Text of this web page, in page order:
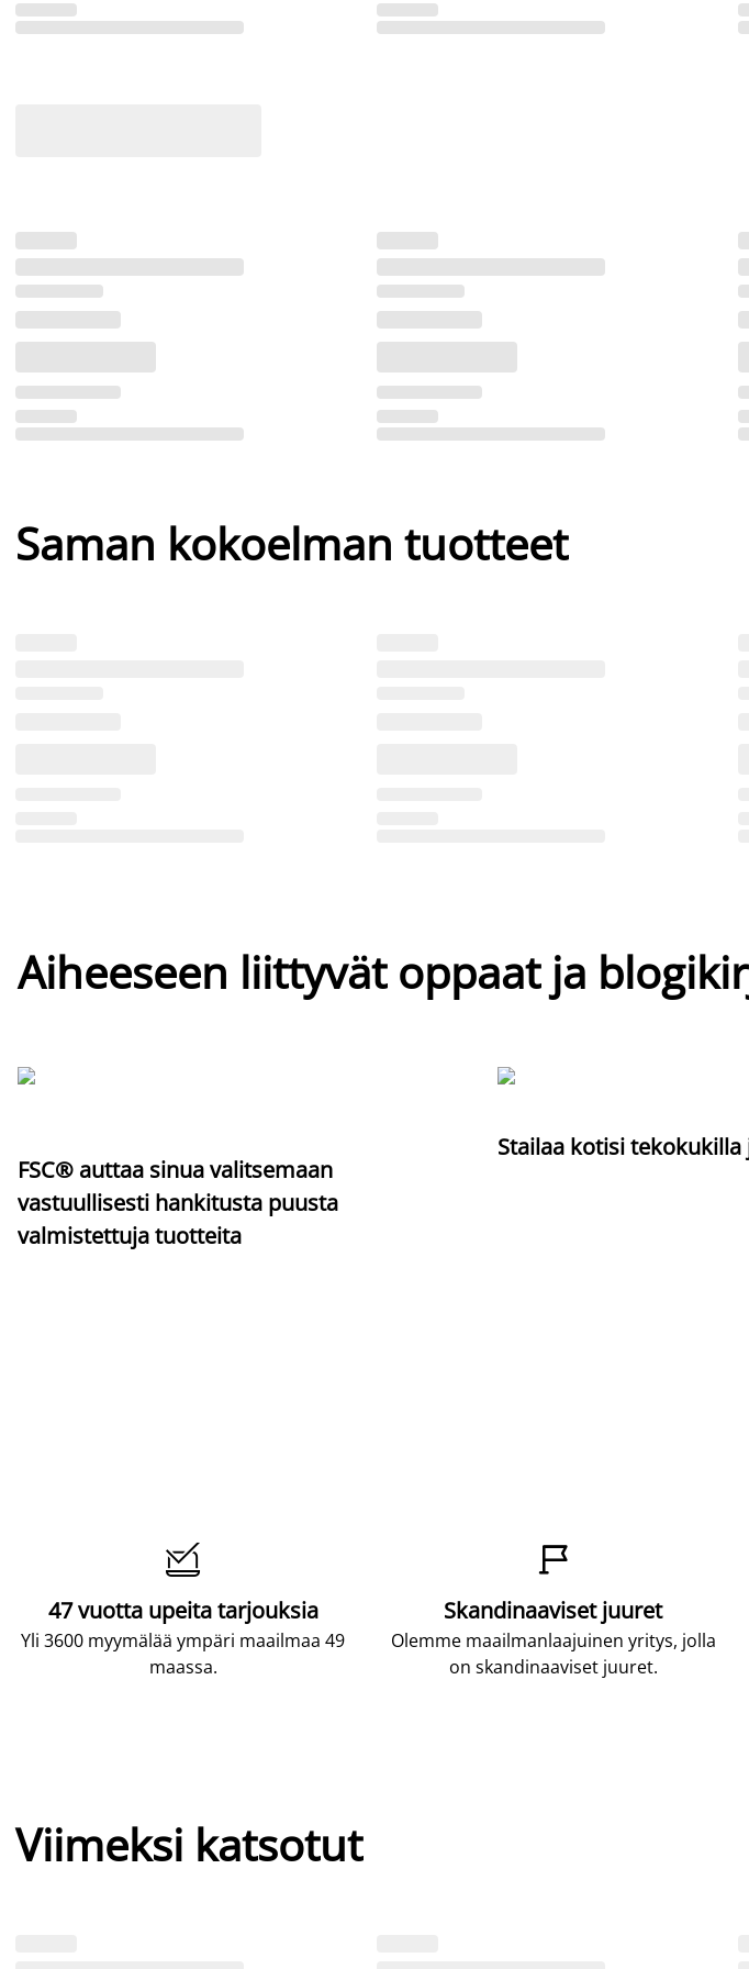
Saman kokoelman tuotteet
Aiheeseen liittyvät oppaat ja
FSC® auttaa sinua valitsemaan
vastuullisesti hankitusta puusta
valmistettuja tuotteita
Stailaa kotisi tekokukilla

47 vuotta upeita tarjouksia
Yli 3600 myymälää ympäri maailmaa 49
maassa.

Skandinaaviset juuret
Olemme maailmanlaajuinen yritys, jolla
on skandinaaviset juuret.
Viimeksi katsotut